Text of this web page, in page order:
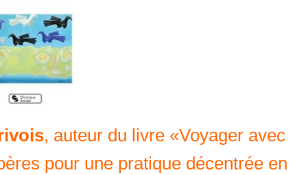
, auteur du livre «Voyager avec
pour une pratique décentrée en